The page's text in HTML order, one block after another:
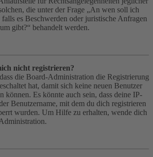
die unter der Frage „An wen soll ich
es Beschwerden oder juristische Anfragen
gibt?“ behandelt werden.
nicht registrieren?
die Board-Administration die Registrierung
hat, damit sich keine neuen Benutzer
können. Es könnte auch sein, dass deine IP-
Benutzername, mit dem du dich registrieren
wurden. Um Hilfe zu erhalten, wende dich